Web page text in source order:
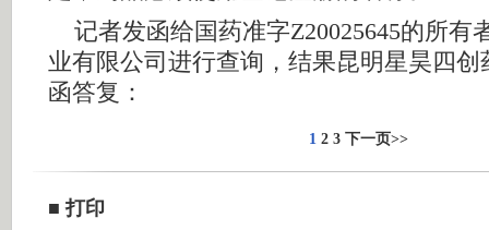
记者发函给国药准字Z20025645的所有
业有限公司进行查询，结果昆明星昊四创
函答复：
1 2 3 下一页>>
■打印